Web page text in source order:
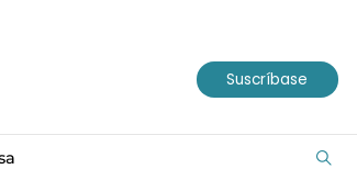
Suscríbase